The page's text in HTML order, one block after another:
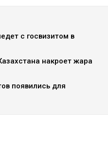
с госвизитом в
накроет жара
появились для